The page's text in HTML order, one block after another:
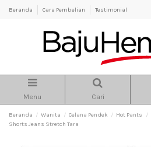
Beranda Cara Pembelian Testimonial
Menu Cari
Beranda Wanita Celana Pendek Hot Pants
Shorts Jeans Stretch Tara